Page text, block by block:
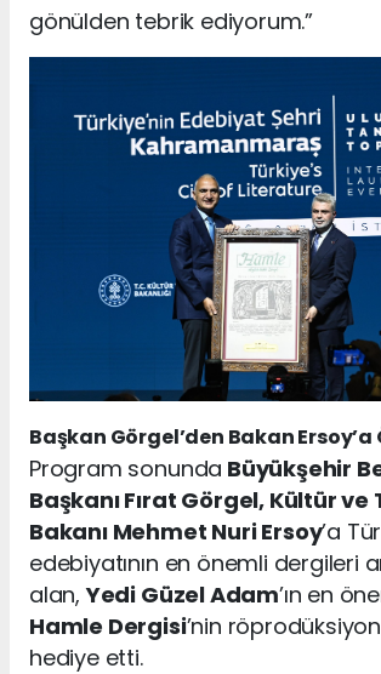
gönülden tebrik ediyorum.”
Başkan Görgel’den Bakan Ersoy’a
Program sonunda Büyükşehir
Başkanı Fırat Görgel, Kültür ve
Bakanı Mehmet Nuri Ersoy’a
edebiyatının en önemli dergileri
alan,Yedi Güzel Adam’ın en
Hamle Dergisi’nin
hediye etti.